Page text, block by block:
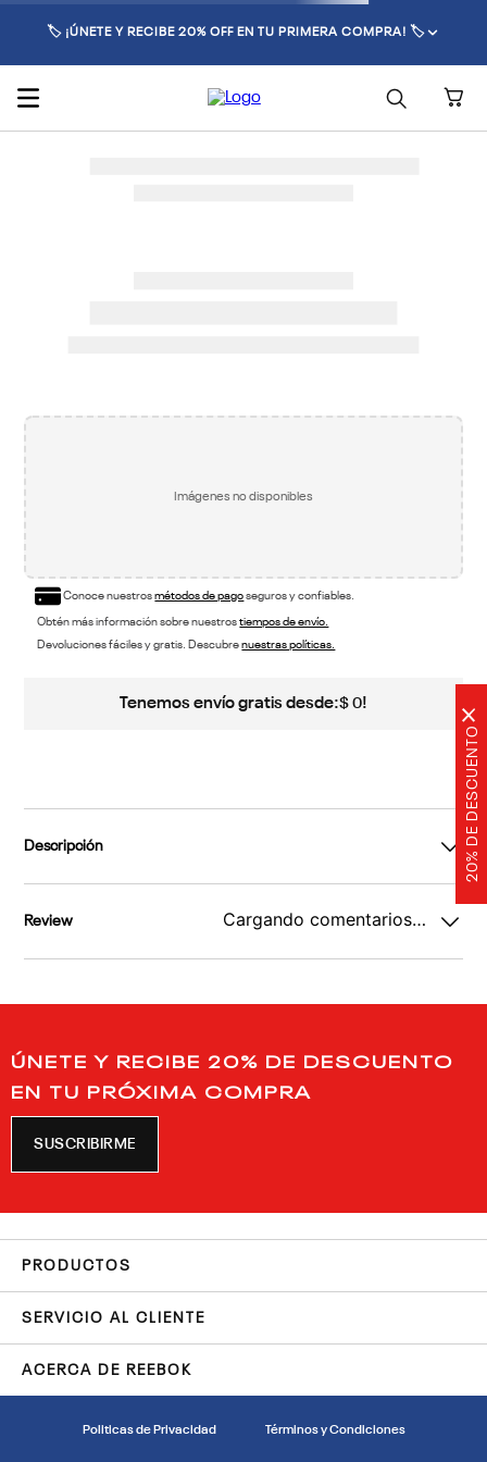
20% DE DESCUENTO
×
🏷️ ¡ÚNETE Y RECIBE 20% OFF EN TU PRIMERA COMPRA! 🏷️
Imágenes no disponibles
Conoce nuestrosmétodos de pagoseguros y confiables.
Obtén más información sobre nuestrostiempos de envío.
Devoluciones fáciles y gratis. Descubrenuestras políticas.
Tenemos envío gratis desde:$ 0!
Descripción
Review Cargando comentarios…
ÚNETE Y RECIBE 20% DE DESCUENTO
EN TU PRÓXIMA COMPRA
SUSCRIBIRME
PRODUCTOS
SERVICIO AL CLIENTE
ACERCA DE REEBOK
Politicas de Privacidad Términos y Condiciones